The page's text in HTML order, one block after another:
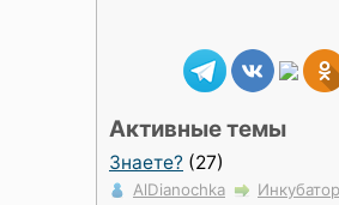
Активные темы
Знаете? (27)
AlDianochka Инкубатор